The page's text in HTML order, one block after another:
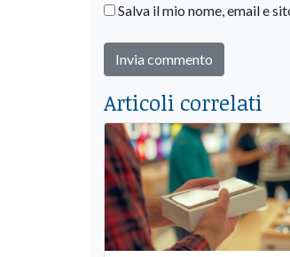
Salva il mio nome, email e
Articoli correlati